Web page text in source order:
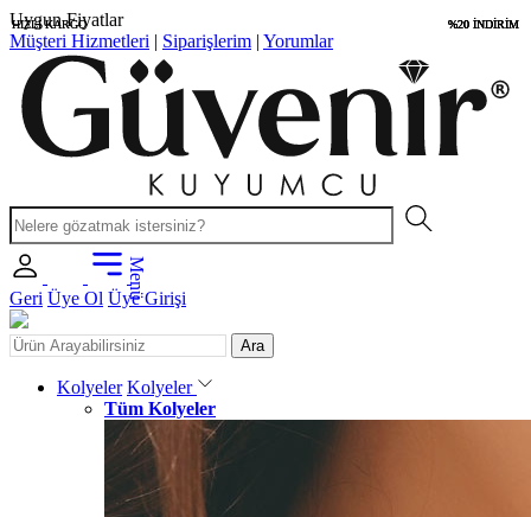
Özel Sertifika
Müşteri Hizmetleri | Siparişlerim | Yorumlar
Menü
Geri Üye Ol Üye Girişi
Ara
Kolyeler Kolyeler
Tüm Kolyeler
%20 İNDİRİM
%20 İNDİRİM
HIZLI KARGO %20 İNDİRİM
HIZLI KARGO %20 İNDİRİM